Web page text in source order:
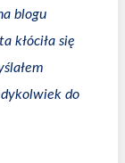
blogu
kłóciła się
do